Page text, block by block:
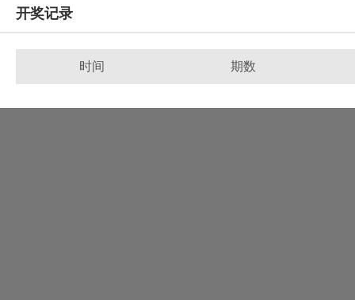
开奖记录
时间 期数